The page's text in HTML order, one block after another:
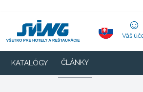
Váš
KATALÓGY ČLÁNKY